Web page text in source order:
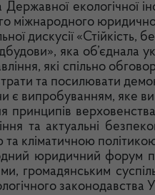
екологічної
міжнародного
дискусії «Стійкість,
яка об’єднала
які спільно
та посилювати
є випробуванням, яке
принципів
та актуальні
кліматичною
юридичний форум
громадянським
законодавства